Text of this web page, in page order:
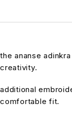
the ananse
creativity.
additional
comfortable fit.